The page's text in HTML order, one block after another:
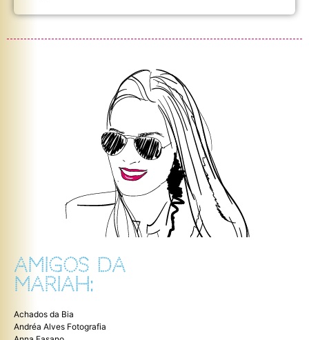
AMIGOS DA
MARIAH:
Achados da Bia
Andréa Alves Fotografia